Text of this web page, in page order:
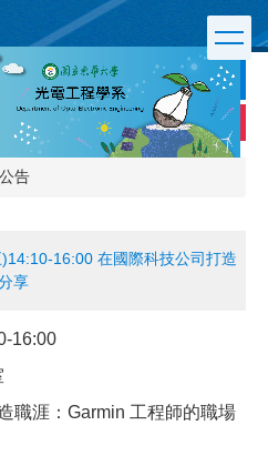
搜尋
告
16:00 在國際科技公司打造
享
16:00
職涯：Garmin 工程師的職場